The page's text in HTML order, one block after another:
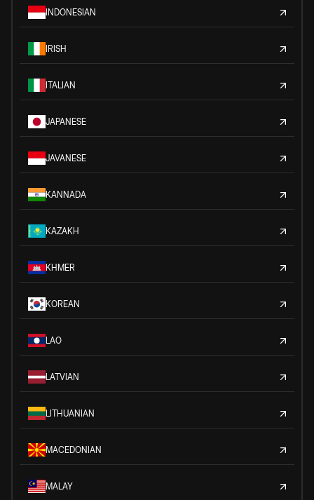
INDONESIAN
IRISH
ITALIAN
JAPANESE
JAVANESE
KANNADA
KAZAKH
KHMER
KOREAN
LAO
LATVIAN
LITHUANIAN
MACEDONIAN
MALAY